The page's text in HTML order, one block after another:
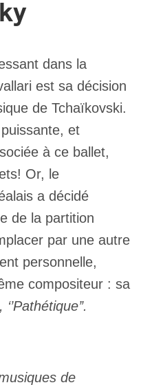
dans la
est sa décision
de Tchaïkovski.
et
à ce ballet,
Or, le
a décidé
de la partition
par une autre
personnelle,
compositeur : sa
de